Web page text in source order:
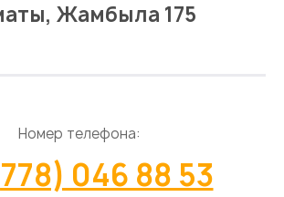
Жамбыла 175
Номер телефона:
046 88 53